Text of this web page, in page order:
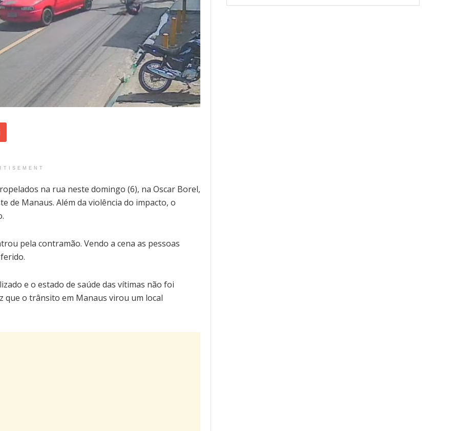
na rua neste domingo (6), na Oscar Borel,
de Manaus. Além da violência do impacto, o
pela contramão. Vendo a cena as pessoas
e o estado de saúde das vítimas não foi
que o trânsito em Manaus virou um local